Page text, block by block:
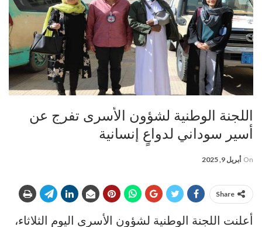
اللجنة الوطنية لشؤون الأسرى تفرج عن
أسير سوداني لدواعٍ إنسانية
On أبريل 9, 2025
Share
أعلنت اللجنة الوطنية لشؤون الأسرى اليوم الثلاثاء،